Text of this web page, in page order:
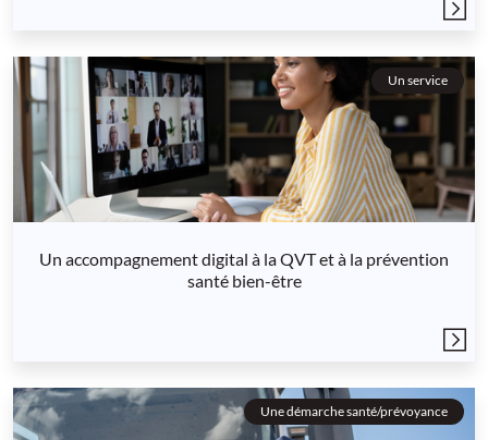
Un service
Un accompagnement digital à la QVT et à la prévention
santé bien-être
Une démarche santé/prévoyance